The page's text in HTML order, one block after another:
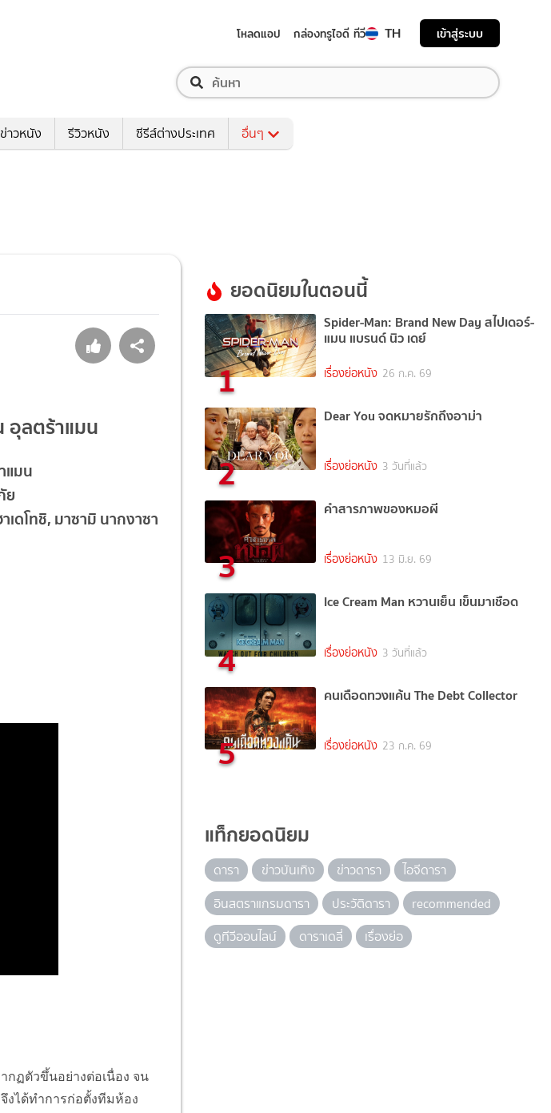
โหลดแอป กล่องทรูไอดี ทีวี TH เข้าสู่ระบบ
ข่าวหนัง รีวิวหนัง ซีรีส์ต่างประเทศ อื่นๆ
อุลตร้าแมน
แมน
ย
เดโทชิ, มาซามิ นากงาซา
กฏตัวขึ้นอย่างต่อเนื่อง จน
งได้ทำการก่อตั้งทีมห้อง
ยอดนิยมในตอนนี้
1
Spider-Man: Brand New Day สไปเดอร์-
แมน แบรนด์ นิว เดย์
เรื่องย่อหนัง 26 ก.ค. 69
2
Dear You จดหมายรักถึงอาม่า
เรื่องย่อหนัง 3 วันที่แล้ว
3
คำสารภาพของหมอผี
เรื่องย่อหนัง 13 มิ.ย. 69
4
Ice Cream Man หวานเย็น เข็นมาเชือด
เรื่องย่อหนัง 3 วันที่แล้ว
5
คนเดือดทวงแค้น The Debt Collector
เรื่องย่อหนัง 23 ก.ค. 69
แท็กยอดนิยม
ดารา ข่าวบันเทิง ข่าวดารา
ไอจีดารา
อินสตราแกรมดารา
ประวัติดารา
recommended
ดูทีวีออนไลน์
ดาราเดลี่ เรื่องย่อ